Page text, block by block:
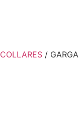
COLLARES /